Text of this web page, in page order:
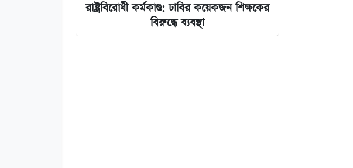
রাষ্ট্রবিরোধী কর্মকাণ্ড: ঢাবির কয়েকজন শিক্ষকের
বিরুদ্ধে ব্যবস্থা